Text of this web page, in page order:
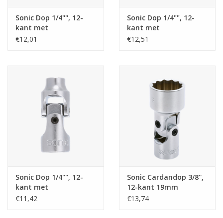
Sonic Dop 1/4"", 12-
kant met
cardangewricht 1/2""
€12,01
Sonic Dop 1/4"", 12-
kant met
cardangewricht
€12,51
Sonic Dop 1/4"", 12-
kant met
cardangewricht 5/16""
€11,42
Sonic Cardandop 3/8'',
12-kant 19mm
€13,74